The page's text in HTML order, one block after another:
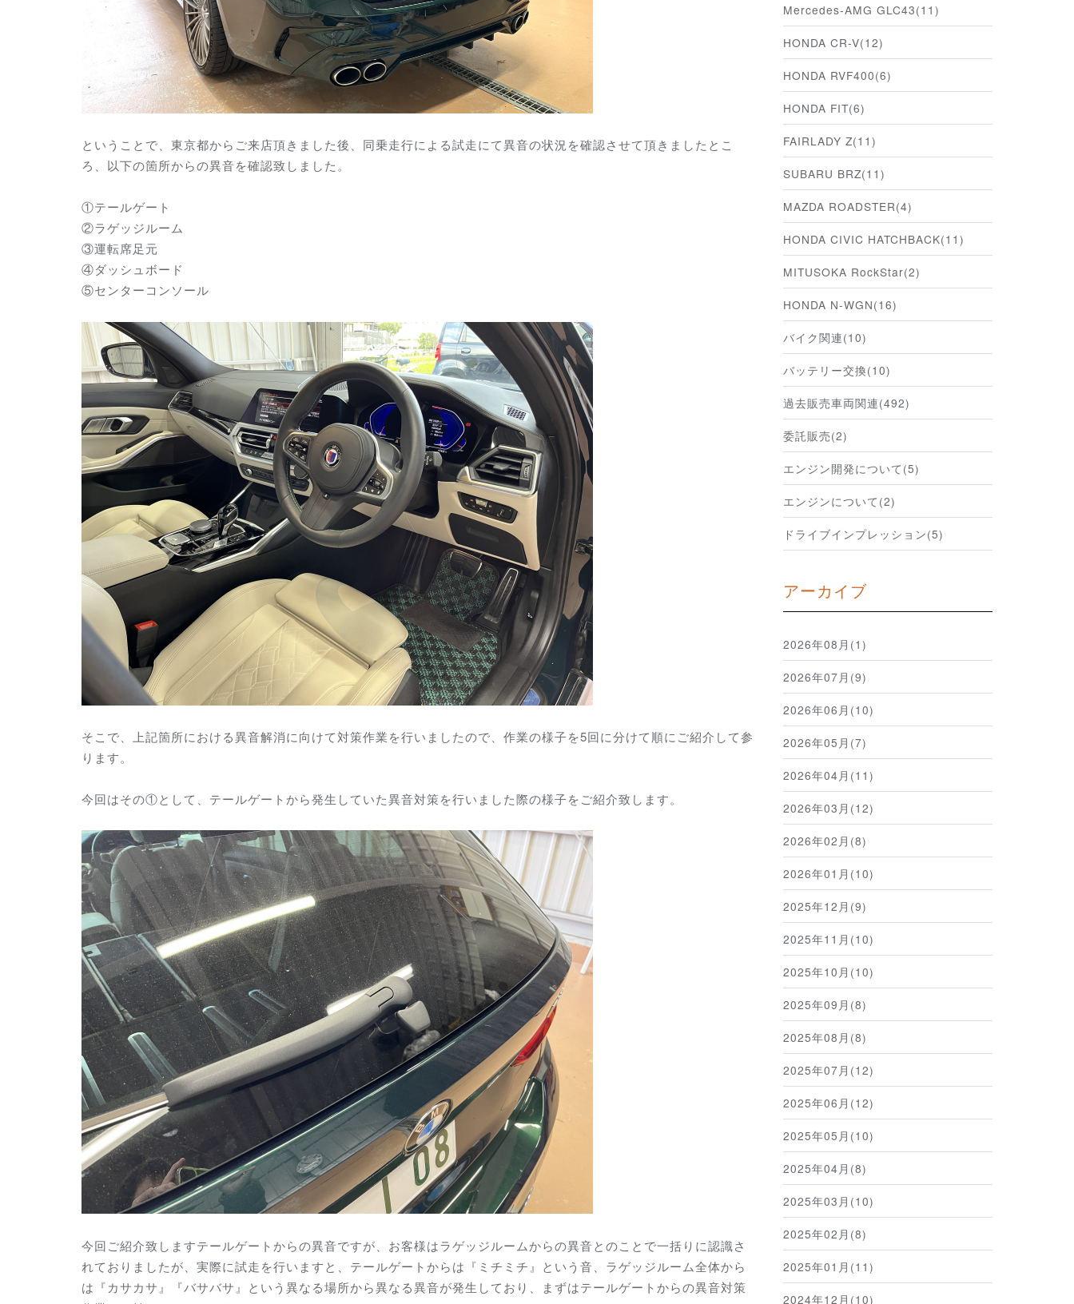
ということで、東京都からご来店頂きました後、同乗走行による試走にて異音の状況を確認させて頂きましたとこ
ろ、以下の箇所からの異音を確認致しました。
①テールゲート
②ラゲッジルーム
③運転席足元
④ダッシュボード
⑤センターコンソール
そこで、上記箇所における異音解消に向けて対策作業を行いましたので、作業の様子を5回に分けて順にご紹介して参
ります。
今回はその①として、テールゲートから発生していた異音対策を行いました際の様子をご紹介致します。
今回ご紹介致しますテールゲートからの異音ですが、お客様はラゲッジルームからの異音とのことで一括りに認識さ
れておりましたが、実際に試走を行いますと、テールゲートからは『ミチミチ』という音、ラゲッジルーム全体から
は『カサカサ』『バサバサ』という異なる場所から異なる異音が発生しており、まずはテールゲートからの異音対策
Mercedes-AMG GLC43(11)
HONDA CR-V(12)
HONDA RVF400(6)
HONDA FIT(6)
FAIRLADY Z(11)
SUBARU BRZ(11)
MAZDA ROADSTER(4)
HONDA CIVIC HATCHBACK(11)
MITUSOKA RockStar(2)
HONDA N-WGN(16)
バイク関連(10)
バッテリー交換(10)
過去販売車両関連(492)
委託販売(2)
エンジン開発について(5)
エンジンについて(2)
ドライブインプレッション(5)
アーカイブ
2026年08月(1)
2026年07月(9)
2026年06月(10)
2026年05月(7)
2026年04月(11)
2026年03月(12)
2026年02月(8)
2026年01月(10)
2025年12月(9)
2025年11月(10)
2025年10月(10)
2025年09月(8)
2025年08月(8)
2025年07月(12)
2025年06月(12)
2025年05月(10)
2025年04月(8)
2025年03月(10)
2025年02月(8)
2025年01月(11)
2024年12月(10)